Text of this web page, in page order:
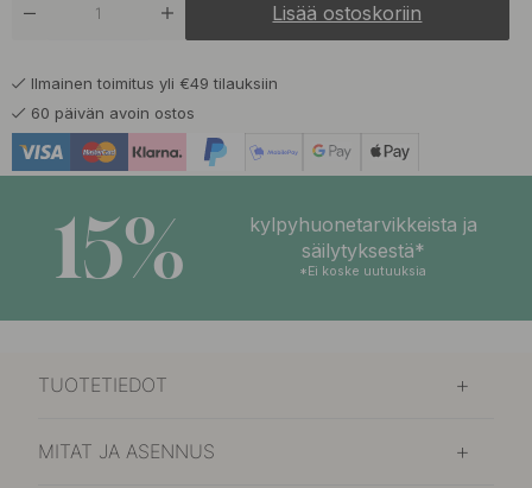
Lisää ostoskoriin
Ilmainen toimitus yli €49 tilauksiin
60 päivän avoin ostos
15%
kylpyhuonetarvikkeista ja
säilytyksestä*
*Ei koske uutuuksia
TUOTETIEDOT
MITAT JA ASENNUS